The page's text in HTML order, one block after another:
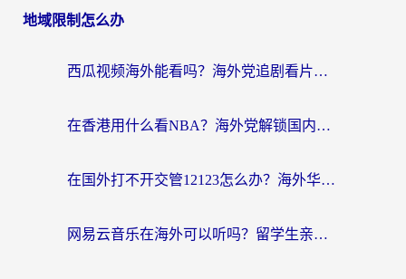
地域限制怎么办
西瓜视频海外能看吗？海外党追剧看片的终极解决方案来了
在香港用什么看NBA？海外党解锁国内体育直播的终极攻略
在国外打不开交管12123怎么办？海外华人必看的回国加速全攻略
网易云音乐在海外可以听吗？留学生亲测有效的回国加速方案